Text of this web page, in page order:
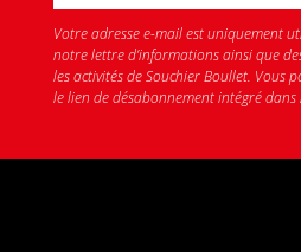
Votre adresse e-mail est uniquement
notre lettre d’informations ainsi que
les activités de Souchier Boullet. Vous
le lien de désabonnement intégré dans